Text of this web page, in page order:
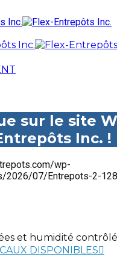
sur le site
Inc. !
et humidité contrôlé
DISPONIBLES